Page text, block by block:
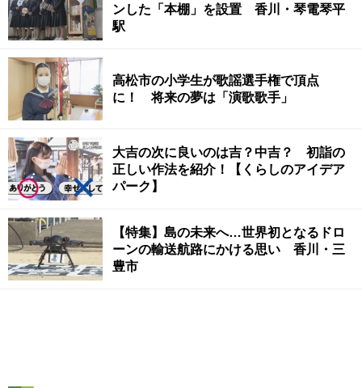
ンした「本棚」を設置 香川・琴電琴平
駅
高松市の小学生が歌謡選手権で頂点
に！ 将来の夢は「演歌歌手」
大吉の次に良いのは吉？中吉？ 初詣の
正しい作法を紹介！【くらしのアイデア
パーク】
【特集】島の未来へ…世界初となるドロ
ーンの輸送航路にかける思い 香川・三
豊市